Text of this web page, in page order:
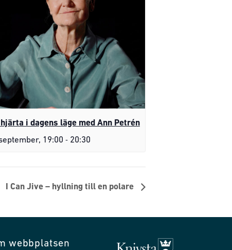
i dagens läge med Ann Petrén
19:00 - 20:30
I Can Jive – hyllning till en polare
webbplatsen